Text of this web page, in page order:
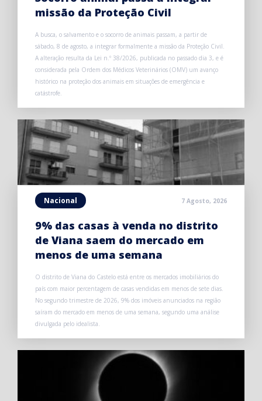
missão da Proteção Civil
A busca, o salvamento e o socorro de animais passam, a partir de
sábado, 8 de agosto, a integrar formalmente a missão da Proteção Civil.
A alteração resulta da Lei n.º 38/2026, publicada no passado dia 3, e é
considerada pela Ordem dos Médicos Veterinários (OMV) um avanço
histórico na proteção dos animais em situações de emergência e
catástrofe.
Nacional 7 Agosto, 2026
9% das casas à venda no distrito
de Viana saem do mercado em
menos de uma semana
O distrito de Viana do Castelo está entre os mercados imobiliários do
país com maior percentagem de casas vendidas em menos de sete dias.
No segundo trimestre de 2026, 9% dos imóveis anunciados na região
saíram do mercado em menos de uma semana, segundo uma análise
divulgada pelo idealista.